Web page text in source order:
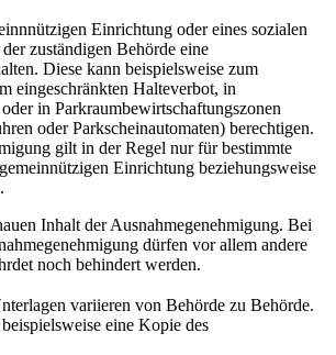
Einrichtung oder eines sozialen
zuständigen Behörde eine
Diese kann beispielsweise zum
eingeschränkten Halteverbot, in
in Parkraumbewirtschaftungszonen
oder Parkscheinautomaten) berechtigen.
gilt in der Regel nur für bestimmte
Einrichtung beziehungsweise
Inhalt der Ausnahmegenehmigung. Bei
dürfen vor allem andere
noch behindert werden.
variieren von Behörde zu Behörde.
eine Kopie des